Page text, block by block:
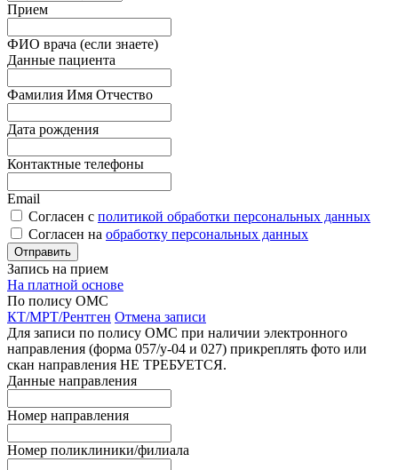
Прием
ФИО врача (если знаете)
Данные пациента
Фамилия Имя Отчество
Дата рождения
Контактные телефоны
Email
Согласен с политикой обработки персональных данных
Согласен на обработку персональных данных
Запись на прием
На платной основе
По полису ОМС
КТ/МРТ/Рентген Отмена записи
Для записи по полису ОМС при наличии электронного
направления (форма 057/у-04 и 027) прикреплять фото или
скан направления НЕ ТРЕБУЕТСЯ.
Данные направления
Номер направления
Номер поликлиники/филиала